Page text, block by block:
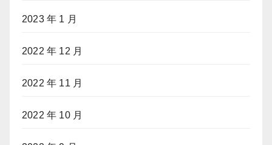
2023 年 1 月
2022 年 12 月
2022 年 11 月
2022 年 10 月